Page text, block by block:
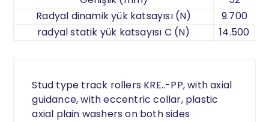
Radyal dinamik yük katsayısı (N)
9.700
radyal statik yük katsayısı C (N)
14.500
Stud type track rollers KRE..-PP, with axial
guidance, with eccentric collar, plastic
axial plain washers on both sides